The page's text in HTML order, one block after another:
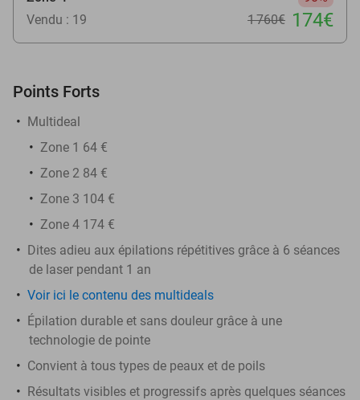
Vendu : 19
1 760€ 174€
Points Forts
Multideal
Zone 1 64 €
Zone 2 84 €
Zone 3 104 €
Zone 4 174 €
Dites adieu aux épilations répétitives grâce à 6 séances
de laser pendant 1 an
Voir ici le contenu des multideals
Épilation durable et sans douleur grâce à une
technologie de pointe
Convient à tous types de peaux et de poils
Résultats visibles et progressifs après quelques séances